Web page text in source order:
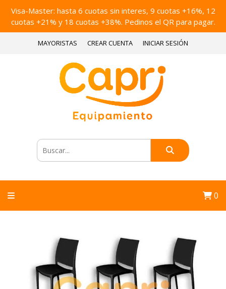
Visa-Master: hasta 6 cuotas sin interes, 9 cuotas +16%, 12
cuotas +21% y 18 cuotas +38%. Pedinos el QR para pagar.
MAYORISTAS CREAR CUENTA INICIAR SESIÓN
0